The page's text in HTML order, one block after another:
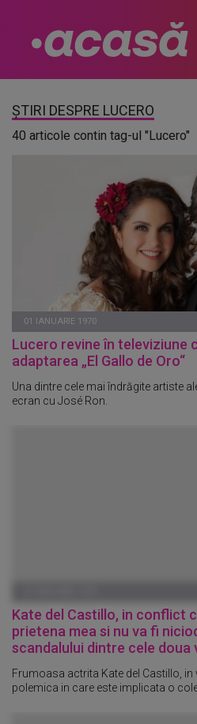
ȘTIRI DESPRE LUCERO
40 articole contin tag-ul "Lucero"
01 IANUARIE 1970
Lucero revine în televiziune
adaptarea „El Gallo de Oro“
Una dintre cele mai îndrăgite artiste
ecran cu José Ron.
Kate del Castillo, in conflict
prietena mea si nu va fi
scandalului dintre cele doua
Frumoasa actrita Kate del Castillo, in
polemica in care este implicata o